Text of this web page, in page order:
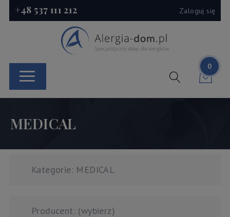
+48 537 111 212 Zaloguj się
0
MEDICAL
Kategorie: MEDICAL
Producent: (wybierz)